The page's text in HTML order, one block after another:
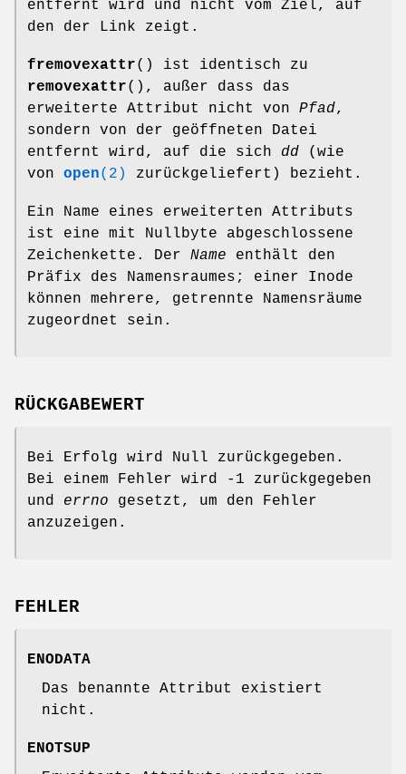
entfernt wird und nicht vom Ziel, auf
den der Link zeigt.
fremovexattr() ist identisch zu
removexattr(), außer dass das
erweiterte Attribut nicht von Pfad,
sondern von der geöffneten Datei
entfernt wird, auf die sich dd (wie
von open(2) zurückgeliefert) bezieht.
Ein Name eines erweiterten Attributs
ist eine mit Nullbyte abgeschlossene
Zeichenkette. Der Name enthält den
Präfix des Namensraumes; einer Inode
können mehrere, getrennte Namensräume
zugeordnet sein.
RÜCKGABEWERT
Bei Erfolg wird Null zurückgegeben.
Bei einem Fehler wird -1 zurückgegeben
und errno gesetzt, um den Fehler
anzuzeigen.
FEHLER
ENODATA
Das benannte Attribut existiert
nicht.
ENOTSUP